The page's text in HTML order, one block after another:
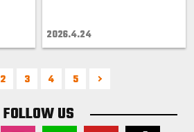
2026.4.24
2 3 4 5
FOLLOW US